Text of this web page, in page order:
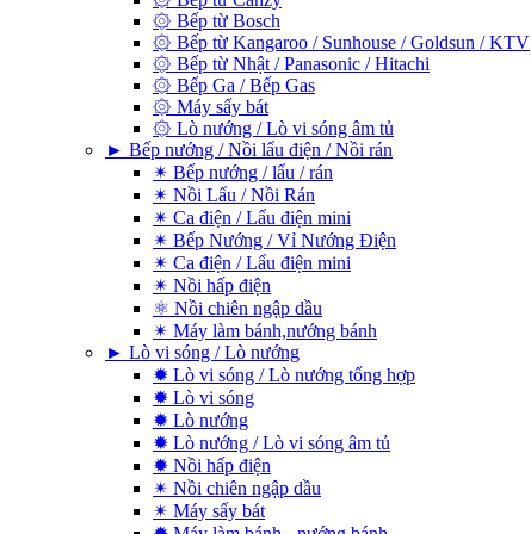
۞ Bếp từ Bosch
۞ Bếp từ Kangaroo / Sunhouse / Goldsun / KTV
۞ Bếp từ Nhật / Panasonic / Hitachi
۞ Bếp Ga / Bếp Gas
۞ Máy sấy bát
۞ Lò nướng / Lò vi sóng âm tủ
► Bếp nướng / Nồi lẩu điện / Nồi rán
✴ Bếp nướng / lẩu / rán
✴ Nồi Lẩu / Nồi Rán
✴ Ca điện / Lẩu điện mini
✴ Bếp Nướng / Vỉ Nướng Điện
✴ Ca điện / Lẩu điện mini
✴ Nồi hấp điện
⚛ Nồi chiên ngập dầu
✴ Máy làm bánh,nướng bánh
► Lò vi sóng / Lò nướng
✹ Lò vi sóng / Lò nướng tổng hợp
✹ Lò vi sóng
✹ Lò nướng
✹ Lò nướng / Lò vi sóng âm tủ
✹ Nồi hấp điện
✴ Nồi chiên ngập dầu
✴ Máy sấy bát